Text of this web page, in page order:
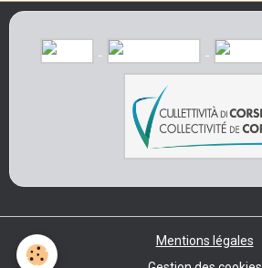
Mentions légales